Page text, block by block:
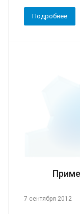
Подробнее
7 сентября 2012